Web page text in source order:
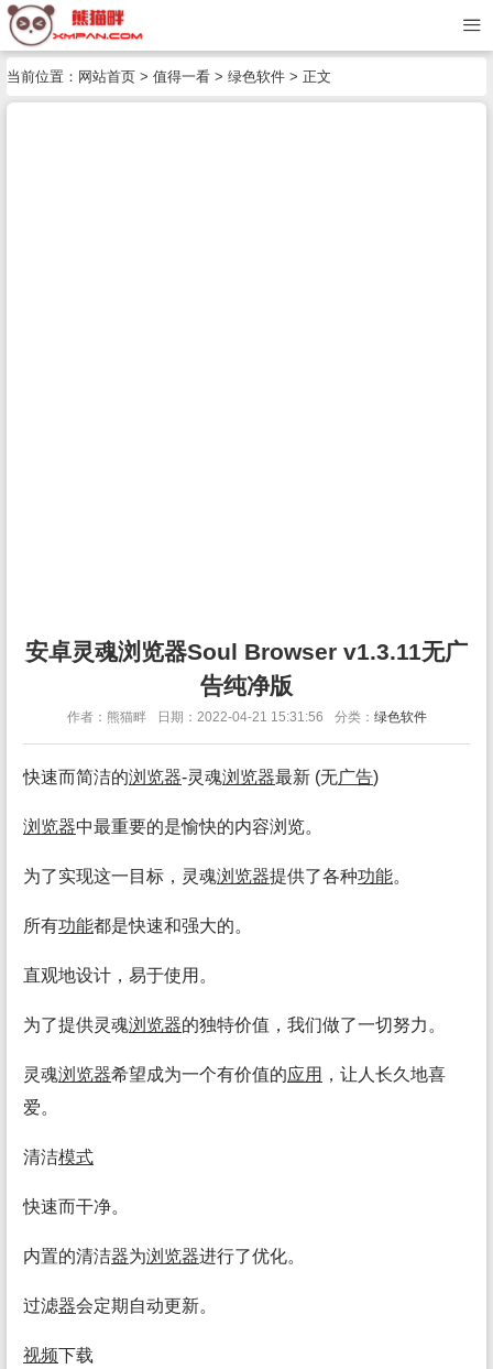
当前位置： 网站首页 > 值得一看 > 绿色软件 > 正文
安卓灵魂浏览器Soul Browser v1.3.11无广
告纯净版
作者：熊猫畔 日期：2022-04-21 15:31:56 分类： 绿色软件
快速而简洁的浏览器-灵魂浏览器最新 (无广告)
浏览器中最重要的是愉快的内容浏览。
为了实现这一目标，灵魂浏览器提供了各种功能。
所有功能都是快速和强大的。
直观地设计，易于使用。
为了提供灵魂浏览器的独特价值，我们做了一切努力。
灵魂浏览器希望成为一个有价值的应用 ，让人长久地喜
爱。
清洁模式
快速而干净。
内置的清洁器为浏览器进行了优化。
过滤器会定期自动更新。
视频下载